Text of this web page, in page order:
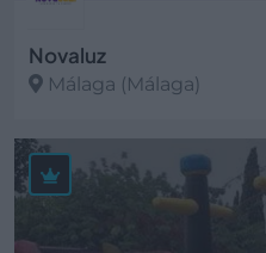
Novaluz
Málaga (Málaga)
Ver más